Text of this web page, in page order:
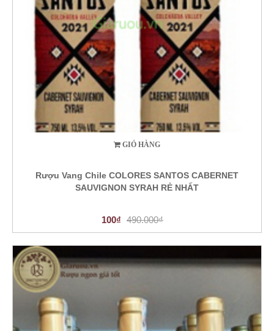
GIỎ HÀNG
Rượu Vang Chile COLORES SANTOS CABERNET
SAUVIGNON SYRAH RẺ NHẤT
100₫ 490.000₫